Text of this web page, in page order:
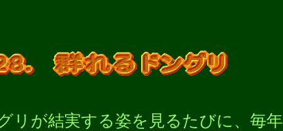
が結実する姿を見るたびに、毎